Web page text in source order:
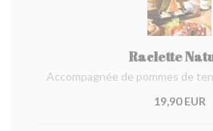
Raclette
Accompagnée de pommes de
19,90 EUR